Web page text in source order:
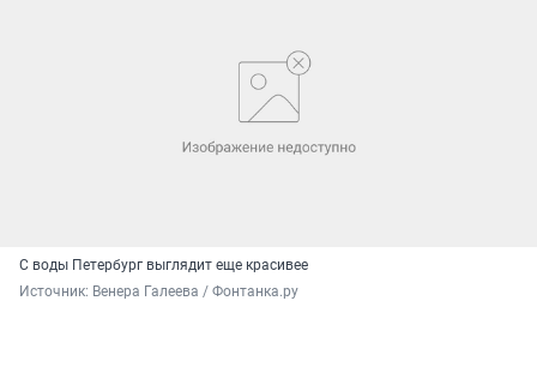
С воды Петербург выглядит еще красивее
Источник: Венера Галеева / Фонтанка.ру